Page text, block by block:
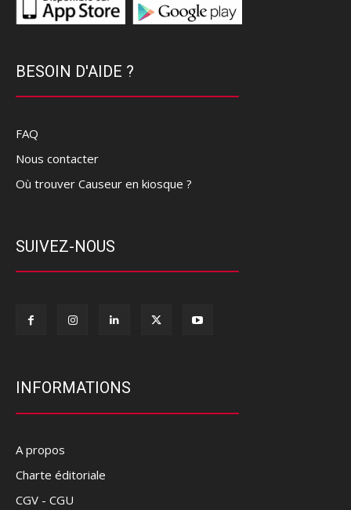
BESOIN D'AIDE ?
FAQ
Nous contacter
Où trouver Causeur en kiosque ?
SUIVEZ-NOUS
INFORMATIONS
A propos
Charte éditoriale
CGV - CGU